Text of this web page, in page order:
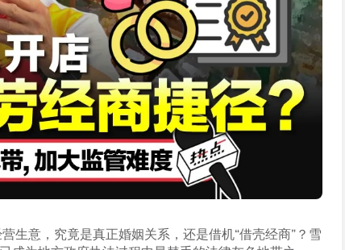
生意，究竟是真正婚姻关系，还是借机“借壳经商”？雪